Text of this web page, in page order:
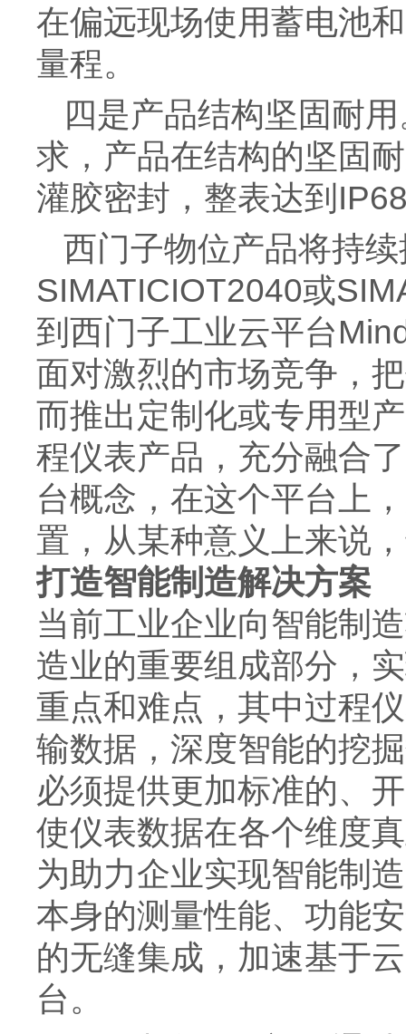
在偏远现场使用蓄电池
量程。
四是产品结构坚固耐
求，产品在结构的坚固
灌胶密封，整表达到
西门子物位产品将持
SIMATICIOT2040或
到西门子工业云平台
面对激烈的市场竞争，
而推出定制化或专用型
程仪表产品，充分融合
台概念，在这个平台上
置，从某种意义上来说
打造智能制造解决方案
当前工业企业向智能制
造业的重要组成部分，
重点和难点，其中过程
输数据，深度智能的挖
必须提供更加标准的、
使仪表数据在各个维度
为助力企业实现智能制
本身的测量性能、功能
的无缝集成，加速基于
台。